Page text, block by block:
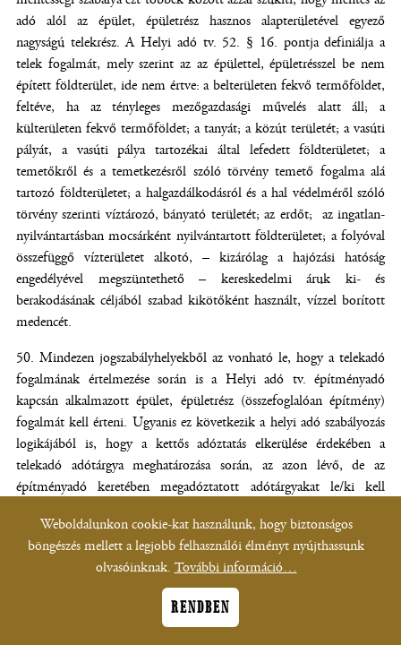
adó alól az épület, épületrész hasznos alapterületével egyező
nagyságú telekrész. A Helyi adó tv. 52. § 16. pontja definiálja a
telek fogalmát, mely szerint az az épülettel, épületrésszel be nem
épített földterület, ide nem értve: a belterületen fekvő termőföldet,
feltéve, ha az tényleges mezőgazdasági művelés alatt áll; a
külterületen fekvő termőföldet; a tanyát; a közút területét; a vasúti
pályát, a vasúti pálya tartozékai által lefedett földterületet; a
temetőkről és a temetkezésről szóló törvény temető fogalma alá
tartozó földterületet; a halgazdálkodásról és a hal védelméről szóló
törvény szerinti víztározó, bányató területét; az erdőt; az ingatlan-
nyilvántartásban mocsárként nyilvántartott földterületet; a folyóval
összefüggő vízterületet alkotó, – kizárólag a hajózási hatóság
engedélyével megszüntethető – kereskedelmi áruk ki- és
berakodásának céljából szabad kikötőként használt, vízzel borított
medencét.
Mindezen jogszabályhelyekből az vonható le, hogy a telekadó
fogalmának értelmezése során is a Helyi adó tv. építményadó
kapcsán alkalmazott épület, épületrész (összefoglalóan építmény)
fogalmát kell érteni. Ugyanis ez következik a helyi adó szabályozás
logikájából is, hogy a kettős adóztatás elkerülése érdekében a
telekadó adótárgya meghatározása során, az azon lévő, de az
építményadó keretében megadóztatott adótárgyakat le/ki kell
jogszabályok koherenciájából nem is következik – hogy szükség
szerint ne a Helyi adó tv. hanem az Étv. szerinti tágabb építmény
fogalmat használja az Önkormányzat. Tehát ezen érvelés mentén
arra a következtetésre juthatunk, hogy a telekadó tárgyának
meghatározásakor (akár területében, akár értékében) azon elhelyezett
Weboldalunkon cookie-kat használunk, hogy biztonságos
böngészés mellett a legjobb felhasználói élményt nyújthassunk
olvasóinknak. További információ…
RENDBEN